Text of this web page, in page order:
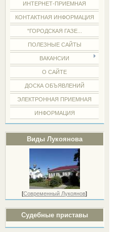
ИНТЕРНЕТ-ПРИЕМНАЯ
КОНТАКТНАЯ ИНФОРМАЦИЯ
"ГОРОДСКАЯ ГАЗЕ...
ПОЛЕЗНЫЕ САЙТЫ
ВАКАНСИИ
О САЙТЕ
ДОСКА ОБЪЯВЛЕНИЙ
ЭЛЕКТРОННАЯ ПРИЕМНАЯ
ИНФОРМАЦИЯ
Виды Лукоянова
[Современный Лукоянов]
Судебные приставы